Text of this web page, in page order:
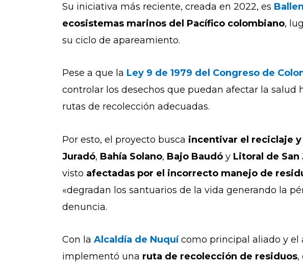
Su iniciativa más reciente, creada en 2022, es
ecosistemas marinos del Pacífico colombiano,
su ciclo de apareamiento.
Pese a que la Ley 9 de 1979 del Congreso de
controlar los desechos que puedan afectar la
rutas de recolección adecuadas.
Por esto, el proyecto busca incentivar el reciclaje
Juradó, Bahía Solano, Bajo Baudó y Litoral de San
visto afectadas por el incorrecto manejo de
«degradan los santuarios de la vida generando la
denuncia.
Con la Alcaldía de Nuquícomo principal aliado y el
implementó una ruta de recolección de residuos,